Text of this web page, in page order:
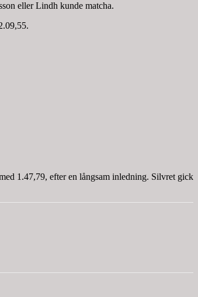
eller Lindh kunde matcha.
1.47,79, efter en långsam inledning. Silvret gick